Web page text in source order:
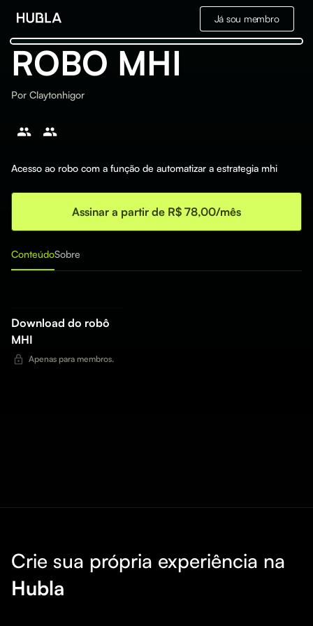
Já sou membro
ROBO MHI
Por Claytonhigor
Acesso ao robo com a função de automatizar a estrategia mhi
Assinar a partir de R$ 78,00/mês
ConteúdoSobre
Download do robô
MHI
Apenas para membros.
Crie sua própria experiência na
Hubla